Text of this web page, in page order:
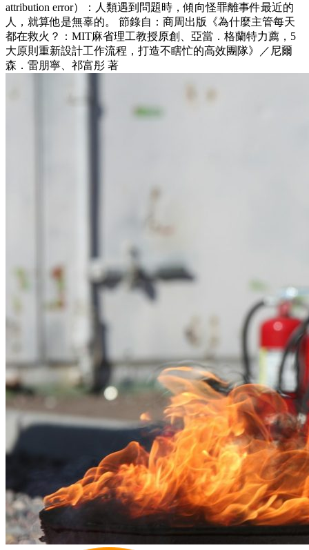
attribution error）：人類遇到問題時，傾向怪罪離事件最近的
人，就算他是無辜的。 節錄自：商周出版《為什麼主管每天
都在救火？：MIT麻省理工教授原創、亞當．格蘭特力薦，5
大原則重新設計工作流程，打造不瞎忙的高效團隊》／尼爾
森．雷朋寧、祁富彤 著